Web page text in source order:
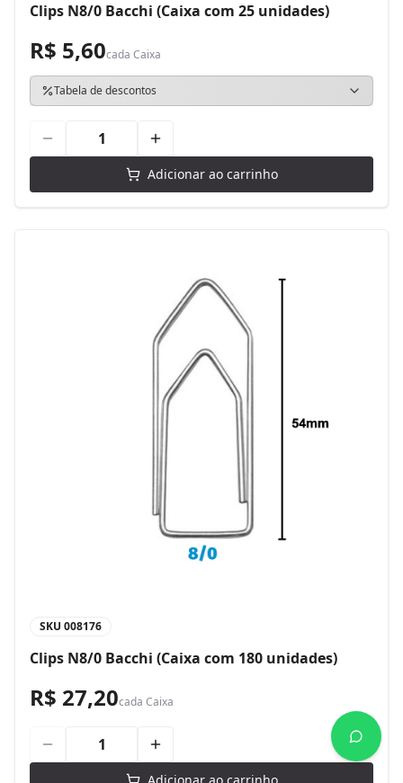
Clips N8/0 Bacchi (Caixa com 25 unidades)
R$ 5,60cada Caixa
Tabela de descontos
Adicionar ao carrinho
SKU 008176
Clips N8/0 Bacchi (Caixa com 180 unidades)
R$ 27,20cada Caixa